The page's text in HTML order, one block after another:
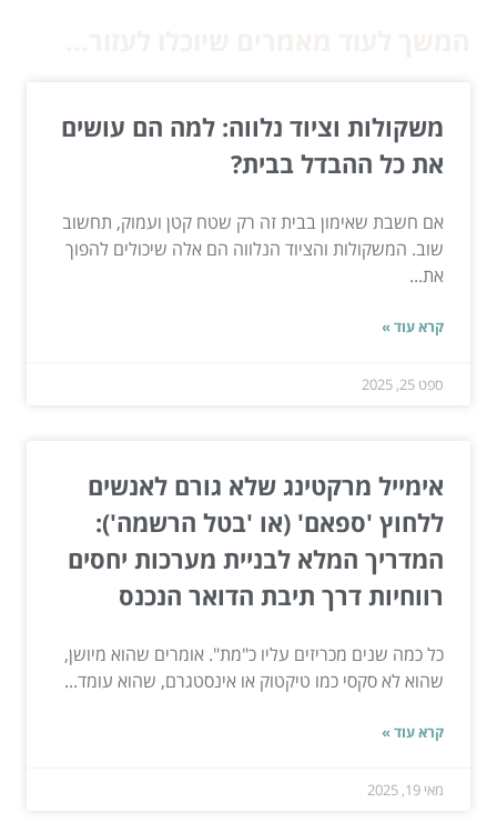
משקולות וציוד נלווה: למה הם עושים
את כל ההבדל בבית?
אם חשבת שאימון בבית זה רק שטח קטן ועמוק, תחשוב
שוב. המשקולות והציוד הנלווה הם אלה שיכולים להפוך
את...
קרא עוד »
ספט 25, 2025
אימייל מרקטינג שלא גורם לאנשים
ללחוץ 'ספאם' (או 'בטל הרשמה'):
המדריך המלא לבניית מערכות יחסים
רווחיות דרך תיבת הדואר הנכנס
כל כמה שנים מכריזים עליו כ"מת". אומרים שהוא מיושן,
שהוא לא סקסי כמו טיקטוק או אינסטגרם, שהוא עומד...
קרא עוד »
מאי 19, 2025